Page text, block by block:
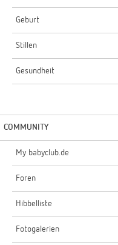
Geburt
Stillen
Gesundheit
COMMUNITY
My babyclub.de
Foren
Hibbelliste
Fotogalerien